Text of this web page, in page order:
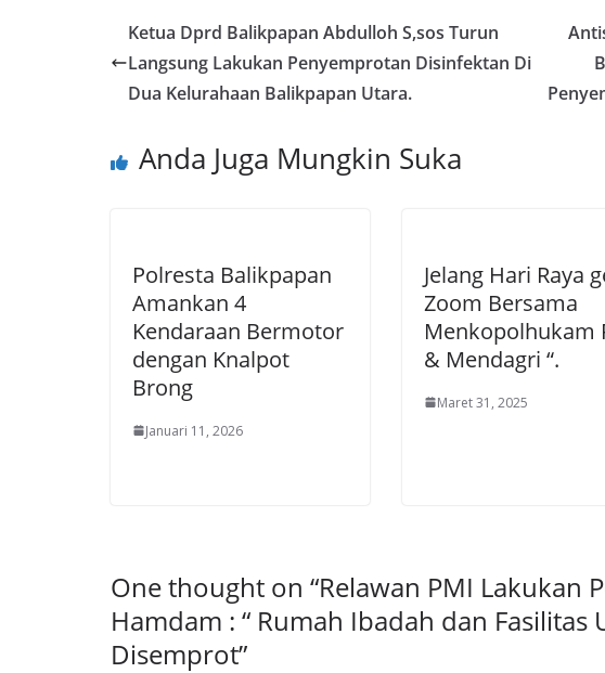
Ketua Dprd Balikpapan Abdulloh S,sos Turun
Langsung Lakukan Penyemprotan Disinfektan Di
Dua Kelurahaan Balikpapan Utara.
Anda Juga Mungkin Suka
Polresta Balikpapan
Amankan 4
Kendaraan Bermotor
dengan Knalpot
Brong
Januari 11, 2026
Jelang Hari Raya
Zoom Bersama
Menkopolhukam
& Mendagri “.
Maret 31, 2025
One thought on “Relawan PMI Lakukan
Hamdam : “ Rumah Ibadah dan Fasilitas
Disemprot”